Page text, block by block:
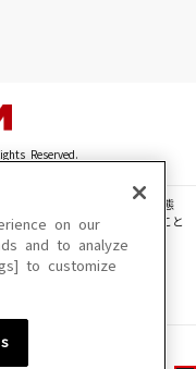
Reserved.
・動画・音声等を、手段や形態
、転載、ファイル化などすること
い場合があります。
合があります。
on our
and to analyze
to customize